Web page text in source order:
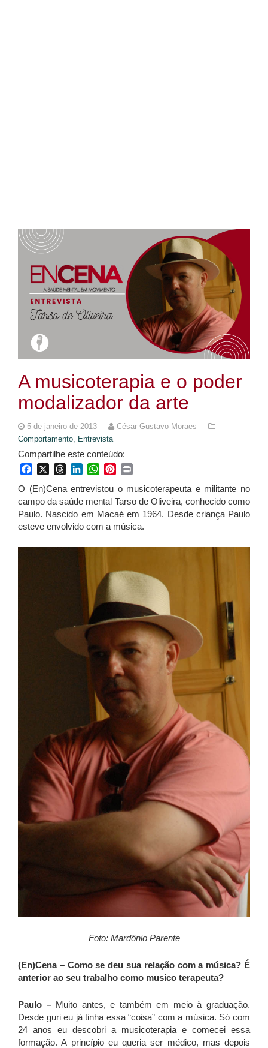
A musicoterapia e o poder
modalizador da arte
5 de janeiro de 2013
César Gustavo Moraes
Comportamento,
Entrevista
Compartilhe este conteúdo:
FacebookThreadsLinkedInWhatsApp
Pinterest
O (En)Cena entrevistou o musicoterapeuta e militante no
campo da saúde mental Tarso de Oliveira, conhecido como
Paulo. Nascido em Macaé em 1964. Desde criança Paulo
esteve envolvido com a música.
Foto: Mardônio Parente
(En)Cena – Como se deu sua relação com a música? É
anterior ao seu trabalho como musico terapeuta?
Paulo –Muito antes, e também em meio à graduação.
Desde guri eu já tinha essa “coisa” com a música. Só com
24 anos eu descobri a musicoterapia e comecei essa
formação. A princípio eu queria ser médico, mas depois